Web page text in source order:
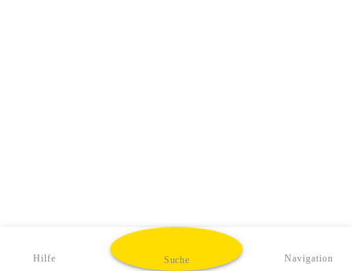
Hilfe Suche Navigation